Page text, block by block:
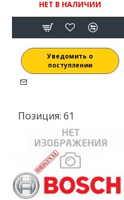
НЕТ В НАЛИЧИИ
Уведомить о
поступлении
Позиция: 61